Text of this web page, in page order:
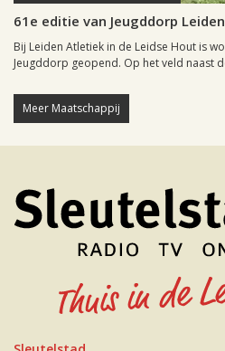
61e editie van Jeugddorp
Bij Leiden Atletiek in de Leidse Hout is
Jeugddorp geopend. Op het veld naast
Meer Maatschappij